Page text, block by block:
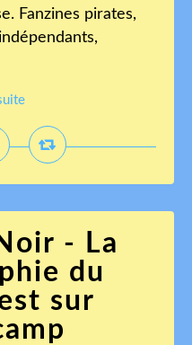
Fanzines pirates,
- La
du
sur